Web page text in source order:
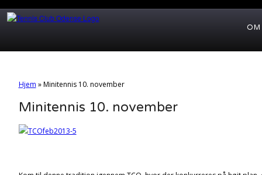
OM
Hjem »Minitennis 10. november
Minitennis 10. november